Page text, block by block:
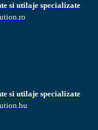
si utilaje specializate
si utilaje specializate